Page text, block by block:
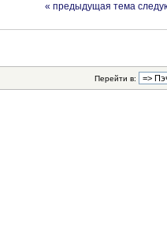
« предыдущая тема
Перейти в: